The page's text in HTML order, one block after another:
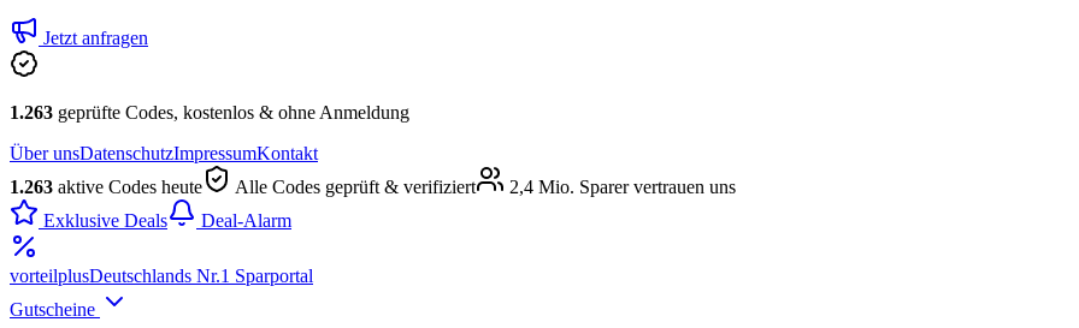
Jetzt anfragen
1.263 geprüfte Codes, kostenlos & ohne Anmeldung
Über unsDatenschutzImpressumKontakt
1.263 aktive Codes heute Alle Codes geprüft & verifiziert
2,4 Mio. Sparer vertrauen uns
Exklusive Deals
Deal-Alarm
vorteilplusDeutschlands Nr.1 Sparportal
Gutscheine